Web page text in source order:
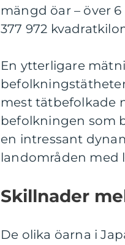
mängd öar – över
377 972
En ytterligare
mest tätbefolkade
befolkningen som
en intressant
landområden med
Skillnader
De olika öarna i